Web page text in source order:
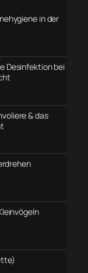
in der
Desinfektion bei
& das